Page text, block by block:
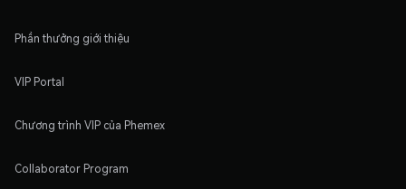
Phần thưởng giới thiệu
VIP Portal
Chương trình VIP của Phemex
Collaborator Program